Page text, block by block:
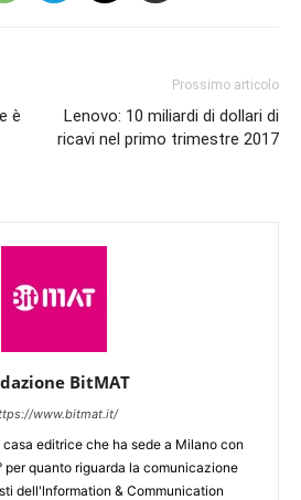
è
Prossimo articolo
Lenovo: 10 miliardi di dollari di
ricavi nel primo trimestre 2017
BitMAT
www.bitmat.it/
editrice che ha sede a Milano con
per quanto riguarda la comunicazione
dell'lnformation & Communication